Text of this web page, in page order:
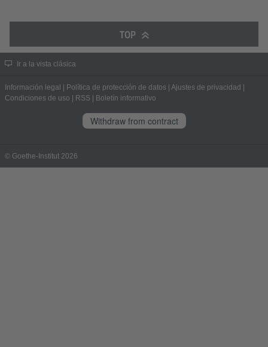
TOP
Ir a la vista clásica
Información legal Política de protección de datos Ajustes de privacidad
Condiciones de uso
RSS Boletín informativo
Withdraw from contract
© Goethe-Institut 2026